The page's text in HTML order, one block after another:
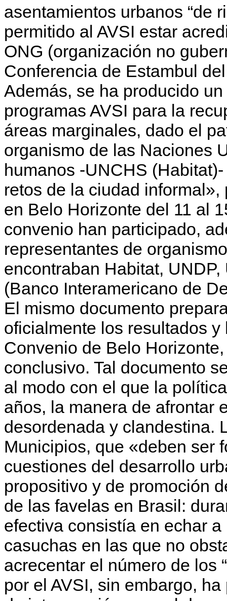
asentamientos urbanos “de
permitido al AVSI estar
ONG (organización no
Conferencia de Estambul
Además, se ha producido
programas AVSI para la
áreas marginales, dado el
organismo de las Naciones
humanos -UNCHS
retos de la ciudad
en Belo Horizonte del 11 al
convenio han participado,
representantes de
encontraban Habitat,
(Banco Interamericano de
El mismo documento
oficialmente los resultados
Convenio de Belo
conclusivo. Tal documento
al modo con el que la
años, la manera de afrontar
desordenada y clandestina.
Municipios, que «deben ser
cuestiones del desarrollo
propositivo y de promoción
de las favelas en Brasil:
efectiva consistía en echar
casuchas en las que no
acrecentar el número de los
por el AVSI, sin embargo,